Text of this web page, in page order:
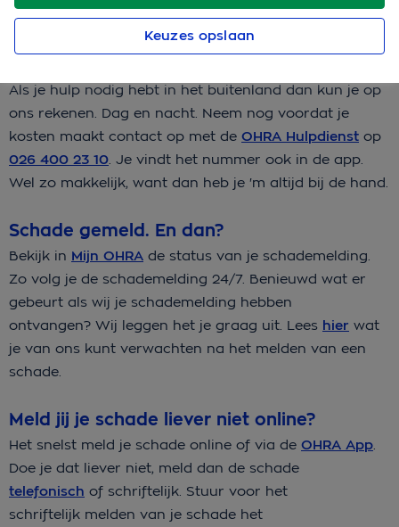
Als je hulp nodig hebt in het buitenland dan kun je op
ons rekenen. Dag en nacht. Neem nog voordat je
kosten maakt contact op met de OHRA Hulpdienst op
026 400 23 10 . Je vindt het nummer ook in de app.
Wel zo makkelijk, want dan heb je 'm altijd bij de hand.
Schade gemeld. En dan?
Bekijk in Mijn OHRA de status van je schademelding.
Zo volg je de schademelding 24/7. Benieuwd wat er
gebeurt als wij je schademelding hebben
ontvangen? Wij leggen het je graag uit. Lees hier wat
je van ons kunt verwachten na het melden van een
schade.
Meld jij je schade liever niet online?
Het snelst meld je schade online of via de OHRA App.
Doe je dat liever niet, meld dan de schade
telefonisch of schriftelijk. Stuur voor het
schriftelijk melden van je schade het
Keuzes opslaan